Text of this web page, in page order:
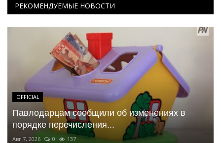
РЕКОМЕНДУЕМЫЕ НОВОСТИ
OFFICIAL
Павлодарцам сообщили об изменениях в
порядке перечисления...
Авг 7, 2026 0 137